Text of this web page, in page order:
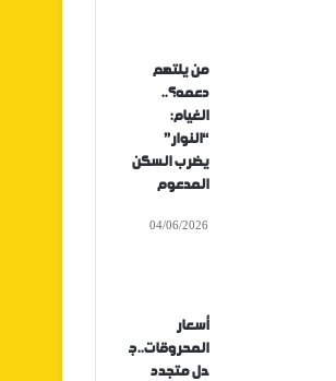
من يلتهم
دعمه؟..
الغيام:
“النوار”
يضرب السكن
المدعوم
04/06/2026
أسعار
المحروقات..ج
دل متجدد